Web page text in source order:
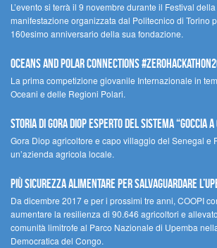
L’evento si terrà il 9 novembre durante il Festival
manifestazione organizzata dal Politecnico di Torino
160esimo anniversario della sua fondazione.
Oceans and Polar Connections
La prima competizione giovanile Internazionale in
Oceani e delle Regioni Polari.
STORIA DI GORA DIOP ESPERTO DEL SISTEMA “GOCCIA A
Gora Diop agricoltore e capo villaggio del Senegal e
un’azienda agricola locale.
Più sicurezza alimentare per salvaguardare
Da dicembre 2017 e per i prossimi tre anni, COOPI
aumentare la resilienza di 90.646 agricoltori e
comunità limitrofe al Parco Nazionale di Upemba
Democratica del Congo.